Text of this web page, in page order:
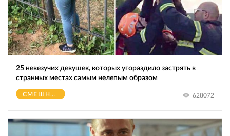
25 невезучих девушек, которых угораздило застрять в
странных местах самым нелепым образом
СМЕШНОЕ 628072